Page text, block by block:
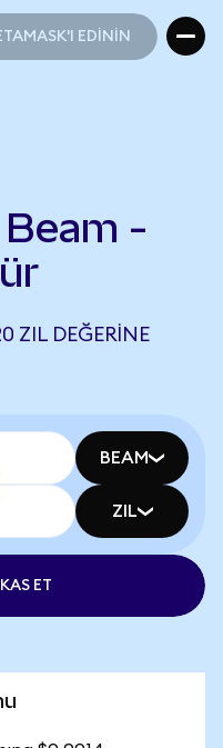
EDİNİN
-
ZIL DEĞERINE
BEAM
ZIL
ET